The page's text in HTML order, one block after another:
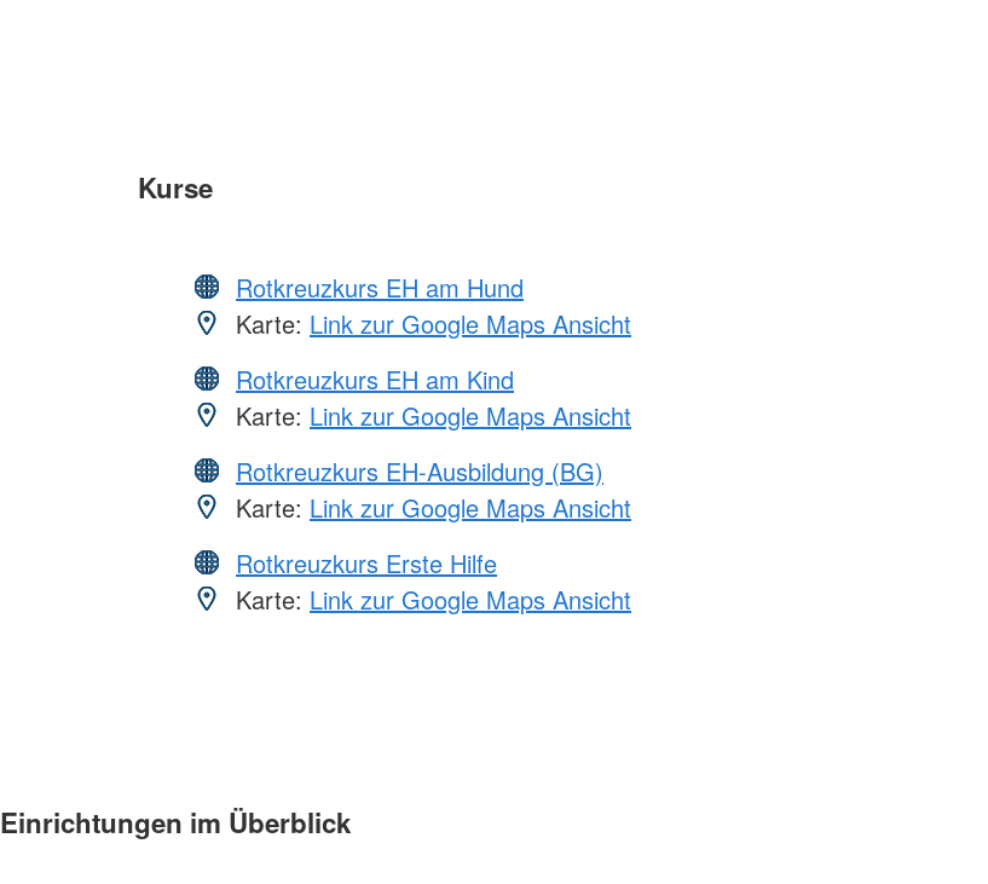
Kurse
Rotkreuzkurs EH am Hund
Karte: Link zur Google Maps Ansicht
Rotkreuzkurs EH am Kind
Karte: Link zur Google Maps Ansicht
Rotkreuzkurs EH-Ausbildung (BG)
Karte: Link zur Google Maps Ansicht
Rotkreuzkurs Erste Hilfe
Karte: Link zur Google Maps Ansicht
Einrichtungen im Überblick